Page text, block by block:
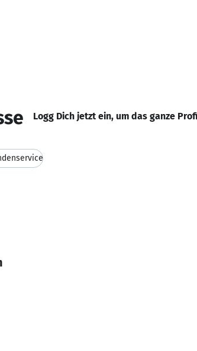
Logg Dich jetzt ein, um das ganze